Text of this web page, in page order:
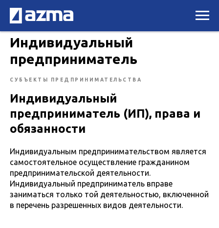
Индивидуальный
предприниматель
СУБЪЕКТЫ ПРЕДПРИНИМАТЕЛЬСТВА
Индивидуальный
предприниматель (ИП), права и
обязанности
Индивидуальным предпринимательством является
самостоятельное осуществление гражданином
предпринимательской деятельности.
Индивидуальный предприниматель вправе
заниматься только той деятельностью, включенной
в перечень разрешенных видов деятельности.